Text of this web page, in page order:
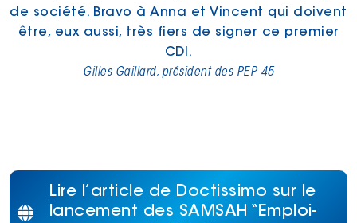
de société. Bravo à Anna et Vincent qui doivent
être, eux aussi, très fiers de signer ce premier
CDI.
Gilles Gaillard, président des PEP 45
Lire l’article de Doctissimo sur le
lancement des SAMSAH “Emploi-